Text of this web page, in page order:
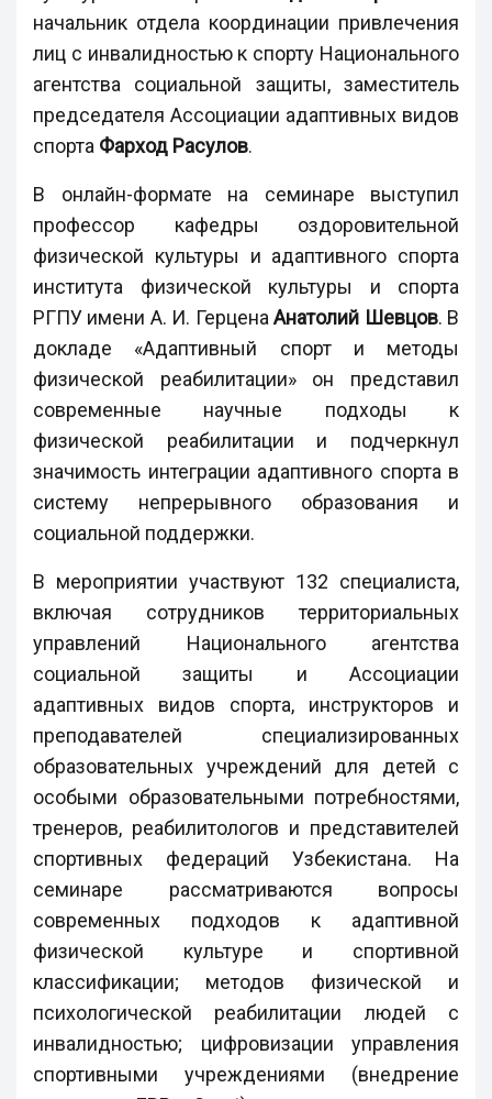
начальник отдела координации привлечения
лиц с инвалидностью к спорту Национального
агентства социальной защиты, заместитель
председателя Ассоциации адаптивных видов
спорта Фарход Расулов.
В онлайн-формате на семинаре выступил
профессор кафедры оздоровительной
физической культуры и адаптивного спорта
института физической культуры и спорта
РГПУ имени А. И. ГерценаАнатолий Шевцов. В
докладе «Адаптивный спорт и методы
физической реабилитации» он представил
современные научные подходы к
физической реабилитации и подчеркнул
значимость интеграции адаптивного спорта в
систему непрерывного образования и
социальной поддержки.
В мероприятии участвуют 132 специалиста,
включая сотрудников территориальных
управлений Национального агентства
социальной защиты и Ассоциации
адаптивных видов спорта, инструкторов и
преподавателей специализированных
образовательных учреждений для детей с
особыми образовательными потребностями,
тренеров, реабилитологов и представителей
спортивных федераций Узбекистана. На
семинаре рассматриваются вопросы
современных подходов к адаптивной
физической культуре и спортивной
классификации; методов физической и
психологической реабилитации людей с
инвалидностью; цифровизации управления
спортивными учреждениями (внедрение